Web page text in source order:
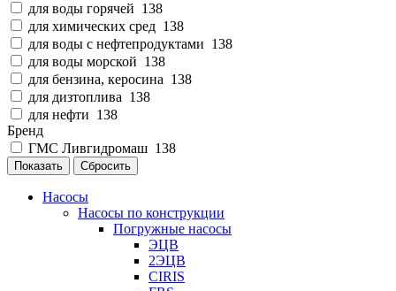
для воды горячей 138
для химических сред 138
для воды с нефтепродуктами 138
для воды морской 138
для бензина, керосина 138
для дизтоплива 138
для нефти 138
Бренд
ГМС Ливгидромаш 138
Показать Сбросить
Насосы
Насосы по конструкции
Погружные насосы
ЭЦВ
2ЭЦВ
CIRIS